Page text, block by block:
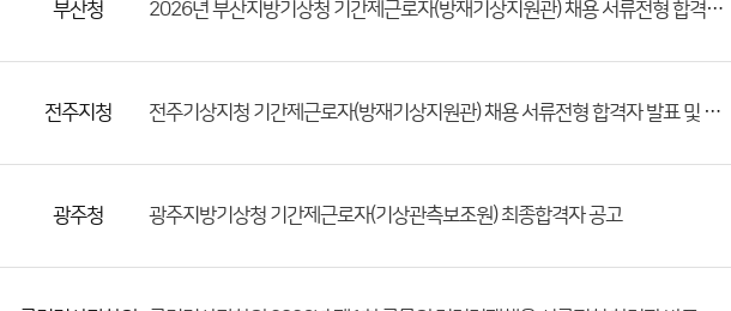
부산청 2026년 부산지방기상청 기간제근로자(방재기상지원관) 채용 서류전형 합격자 및 면접전형 일정 공고
전주지청 전주기상지청 기간제근로자(방재기상지원관) 채용 서류전형 합격자 발표 및 면접전형 일정 공고
광주청 광주지방기상청 기간제근로자(기상관측보조원) 최종합격자 공고